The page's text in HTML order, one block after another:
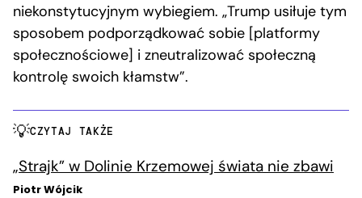
niekonstytucyjnym wybiegiem. „Trump usiłuje tym
sposobem podporządkować sobie [platformy
społecznościowe] i zneutralizować społeczną
kontrolę swoich kłamstw”.
CZYTAJ TAKŻE
„Strajk” w Dolinie Krzemowej świata nie zbawi
Piotr Wójcik